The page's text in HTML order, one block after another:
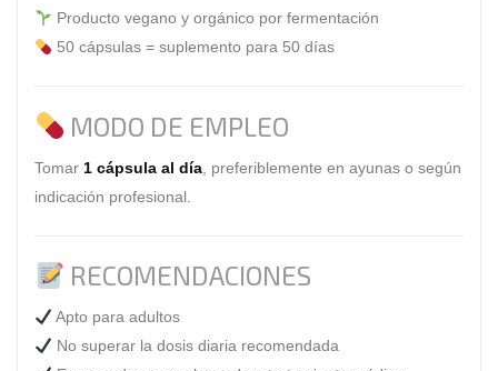
Producto vegano y orgánico por fermentación
50 cápsulas = suplemento para 50 días
MODO DE EMPLEO
Tomar 1 cápsula al día , preferiblemente en ayunas o según
indicación profesional.
RECOMENDACIONES
Apto para adultos
No superar la dosis diaria recomendada